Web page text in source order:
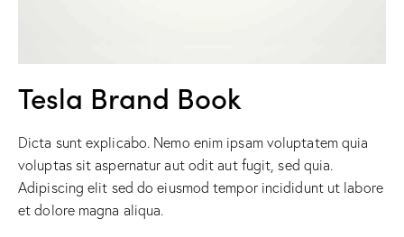
Tesla Brand Book
Dicta sunt explicabo. Nemo enim ipsam voluptatem quia
voluptas sit aspernatur aut odit aut fugit, sed quia.
Adipiscing elit sed do eiusmod tempor incididunt ut labore
et dolore magna aliqua.